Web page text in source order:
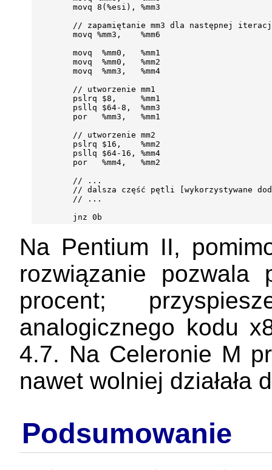
        movq 8(%esi), %mm3
// zapamiętanie mm3 dla następnej
        movq %mm3,    %mm6
        movq  %mm0,   %mm1
        movq  %mm0,   %mm2
        movq  %mm3,   %mm4
        // utworzenie mm1
        pslrq $8,     %mm1
        psllq $64-8,  %mm3
        por   %mm3,   %mm1
        // utworzenie mm2
        pslrq $16,    %mm2
        psllq $64-16, %mm4
        por   %mm4,   %mm2
        // ...
// dalsza część pętli [wykorzystywane
        // ...
Na Pentium II,
rozwiązanie
procent;
analogicznego kodu
4.7. Na Celeronie M
nawet wolniej działała
Podsumowanie